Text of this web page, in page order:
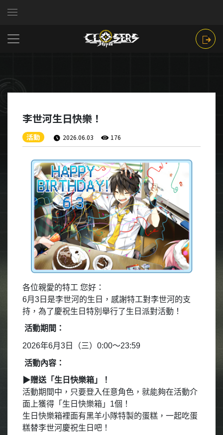
李世河生日快樂！
活動 2026.06.03 176
各位親愛的特工 您好：
6月3日是李世河的生日，感謝特工對李世河的支
持，為了慶祝生日特別舉行了生日派對活動！
活動期間：
2026年6月3 日（三） 0:00～23:59
活動內容：
▶贈送「生日快樂箱」！
活動期間中，只要登入任意角色，就能夠在活動介
面上獲得「生日快樂箱」 1個！
生日快樂箱裡面有黑羊小隊特製的蛋糕，一起吃蛋
糕替李世河慶祝生日吧！